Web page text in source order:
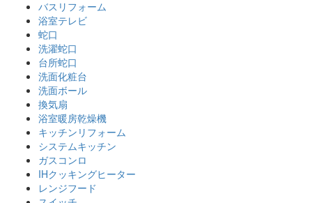
バスリフォーム
浴室テレビ
蛇口
洗濯蛇口
台所蛇口
洗面化粧台
洗面ボール
換気扇
浴室暖房乾燥機
キッチンリフォーム
システムキッチン
ガスコンロ
IHクッキングヒーター
レンジフード